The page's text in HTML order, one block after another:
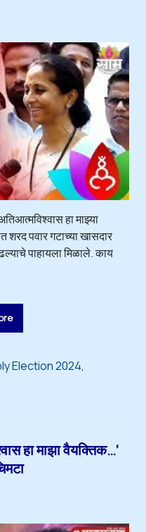
हा माझ्या
पवार गटाच्या खासदार
पाहायला मिळाले. काय
Election 2024
हा माझा वैयक्तिक…’